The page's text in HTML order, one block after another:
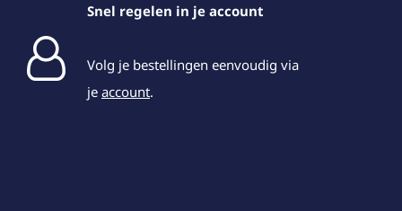
Snel regelen in je account
Volg je bestellingen eenvoudig via
je account.